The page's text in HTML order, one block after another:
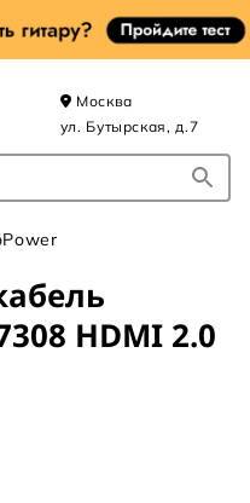
Москва
ул. Бутырская, д.7
HDMI 2.0